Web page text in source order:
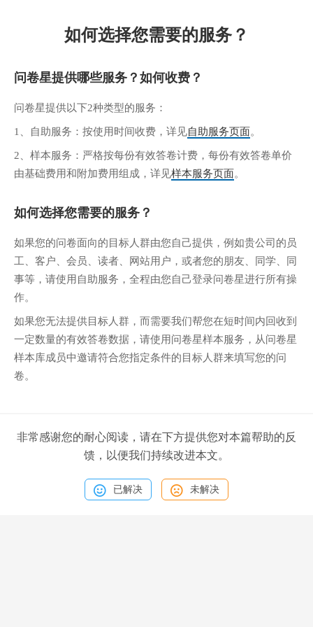
如何选择您需要的服务？
问卷星提供哪些服务？如何收费？
问卷星提供以下2种类型的服务：
1、自助服务：按使用时间收费，详见自助服务页面。
2、样本服务：严格按每份有效答卷计费，每份有效答卷单价
由基础费用和附加费用组成，详见样本服务页面。
如何选择您需要的服务？
如果您的问卷面向的目标人群由您自己提供，例如贵公司的员
工、客户、会员、读者、网站用户，或者您的朋友、同学、同
事等，请使用自助服务，全程由您自己登录问卷星进行所有操
作。
如果您无法提供目标人群，而需要我们帮您在短时间内回收到
一定数量的有效答卷数据，请使用问卷星样本服务，从问卷星
样本库成员中邀请符合您指定条件的目标人群来填写您的问
卷。
非常感谢您的耐心阅读，请在下方提供您对本篇帮助的反
馈，以便我们持续改进本文。
已解决 未解决